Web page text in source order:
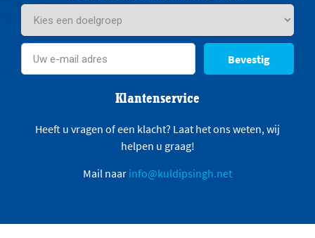
Bevestig
Klantenservice
Heeft u vragen of een klacht? Laat het ons weten, wij
helpen u graag!
Mail naar info@kuldipsingh.net